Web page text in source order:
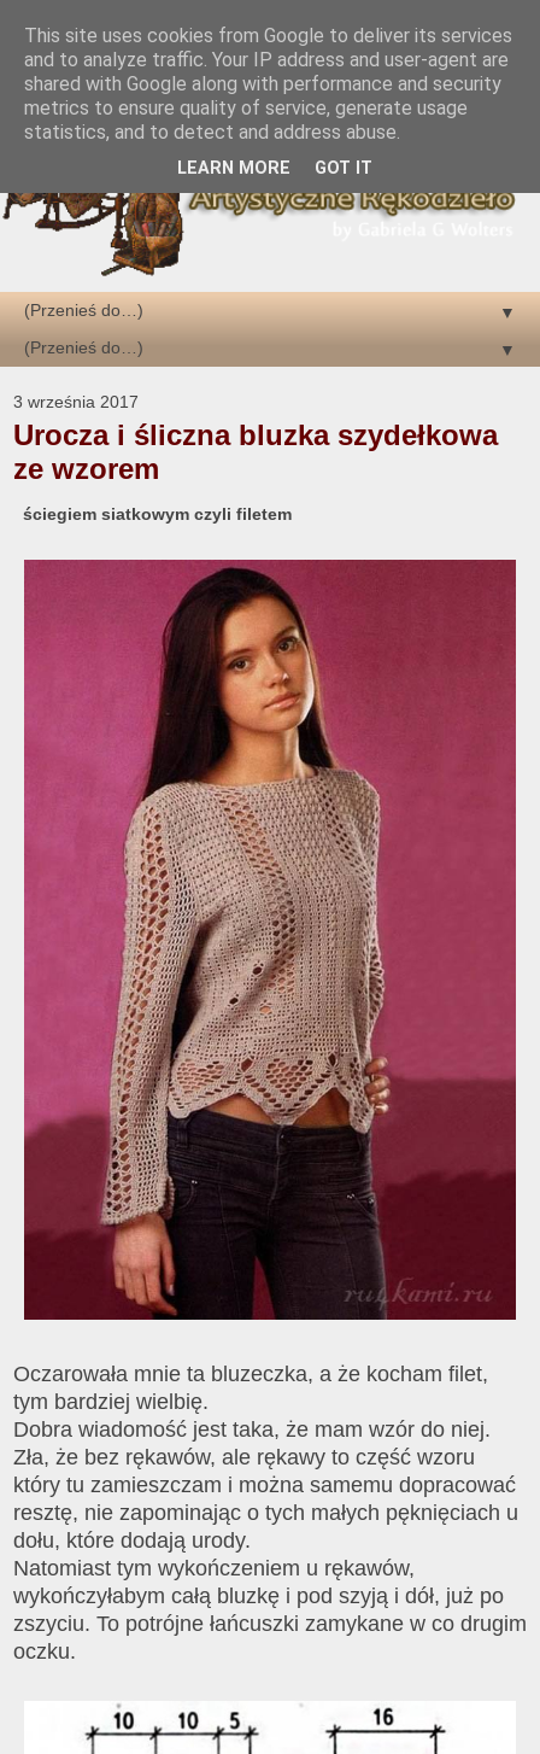
▼
▼
3 września 2017
Urocza i śliczna bluzka szydełkowa
ze wzorem
ściegiem siatkowym czyli filetem
Oczarowała mnie ta bluzeczka, a że kocham filet,
tym bardziej wielbię.
Dobra wiadomość jest taka, że mam wzór do niej.
Zła, że bez rękawów, ale rękawy to część wzoru
który tu zamieszczam i można samemu dopracować
resztę, nie zapominając o tych małych pęknięciach u
dołu, które dodają urody.
Natomiast tym wykończeniem u rękawów,
wykończyłabym całą bluzkę i pod szyją i dół, już po
zszyciu. To potrójne łańcuszki zamykane w co drugim
oczku.
This site uses cookies from Google to deliver its services
and to analyze traffic. Your IP address and user-agent are
shared with Google along with performance and security
metrics to ensure quality of service, generate usage
statistics, and to detect and address abuse.
LEARN MORE GOT IT